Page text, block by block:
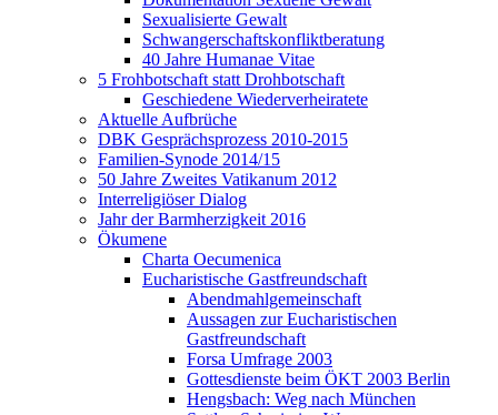
Sexualisierte Gewalt
Schwangerschaftskonfliktberatung
40 Jahre Humanae Vitae
5 Frohbotschaft statt Drohbotschaft
Geschiedene Wiederverheiratete
Aktuelle Aufbrüche
DBK Gesprächsprozess 2010-2015
Familien-Synode 2014/15
50 Jahre Zweites Vatikanum 2012
Interreligiöser Dialog
Jahr der Barmherzigkeit 2016
Ökumene
Charta Oecumenica
Eucharistische Gastfreundschaft
Abendmahlgemeinschaft
Aussagen zur Eucharistischen
Gastfreundschaft
Forsa Umfrage 2003
Gottesdienste beim ÖKT 2003 Berlin
Hengsbach: Weg nach München